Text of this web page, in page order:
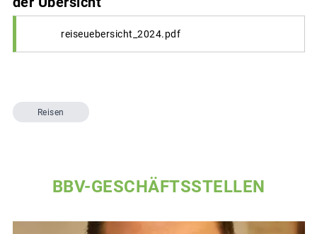
reiseuebersicht_2024.pdf
Reisen
BBV-GESCHÄFTSSTELLEN